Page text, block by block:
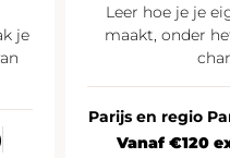
je
Leer hoe je je
maakt, onder
Parijs en regio
Vanaf €120